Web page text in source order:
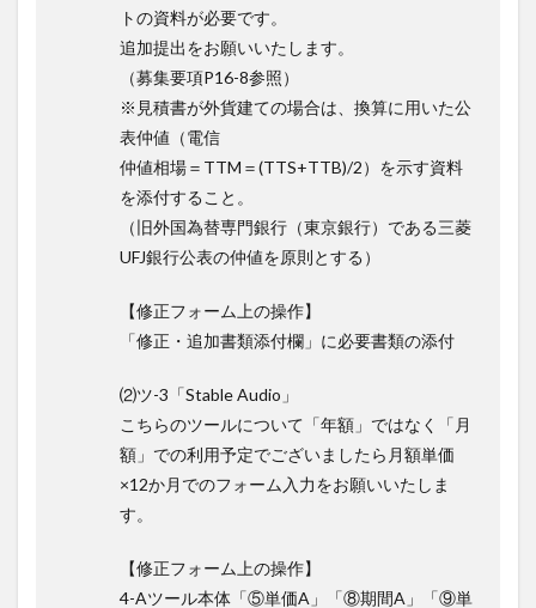
トの資料が必要です。
追加提出をお願いいたします。
（募集要項P16-8参照）
※見積書が外貨建ての場合は、換算に用いた公
表仲値（電信
仲値相場＝TTM＝(TTS+TTB)/2）を示す資料
を添付すること。
（旧外国為替専門銀行（東京銀行）である三菱
UFJ銀行公表の仲値を原則とする）
【修正フォーム上の操作】
「修正・追加書類添付欄」に必要書類の添付
⑵ツ-3「Stable Audio」
こちらのツールについて「年額」ではなく「月
額」での利用予定でございましたら月額単価
×12か月でのフォーム入力をお願いいた しま
す。
【修正フォーム上の操作】
4-Aツール本体「⑤単価A」「⑧期間A」「⑨単